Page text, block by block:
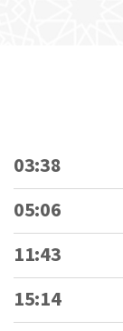
03:38
05:06
11:43
15:14